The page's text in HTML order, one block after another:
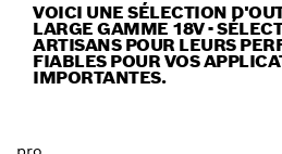
VOICI UNE SÉLECTION
LARGE GAMME 18V -
ARTISANS POUR LEURS
FIABLES POUR VOS
IMPORTANTES.